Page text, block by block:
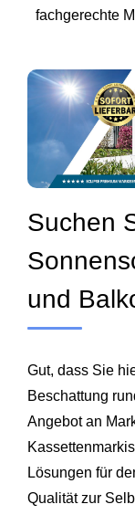
fachgerechte
Suchen
und
Gut, dass Sie
Beschattung
Angebot an
Lösungen für
Qualität zur